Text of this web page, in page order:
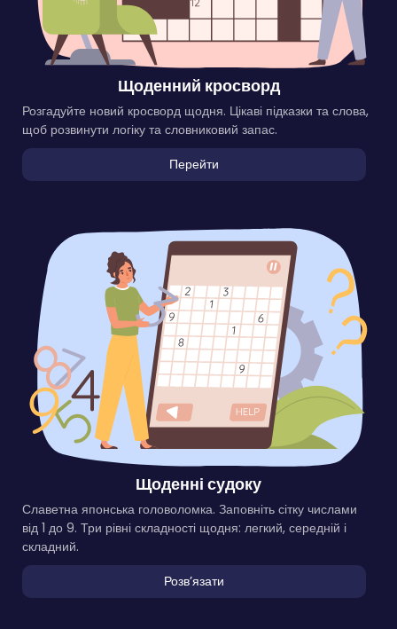
Щоденний кросворд
Розгадуйте новий кросворд щодня. Цікаві підказки та слова,
щоб розвинути логіку та словниковий запас.
Перейти
Щоденні судоку
Славетна японська головоломка. Заповніть сітку числами
від 1 до 9. Три рівні складності щодня: легкий, середній і
складний.
Розвʼязати